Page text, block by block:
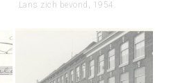
Lans zich bevond, 1954.